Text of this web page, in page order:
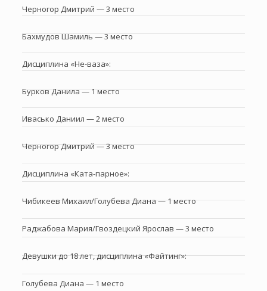
Черногор Дмитрий — 3 место
Бахмудов Шамиль — 3 место
Дисциплина «Не-ваза»:
Бурков Данила — 1 место
Ивасько Даниил — 2 место
Черногор Дмитрий — 3 место
Дисциплина «Ката-парное»:
Чибикеев Михаил/Голубева Диана — 1 место
Раджабова Мария/Гвоздецкий Ярослав — 3 место
Девушки до 18 лет, дисциплина «Файтинг»:
Голубева Диана — 1 место